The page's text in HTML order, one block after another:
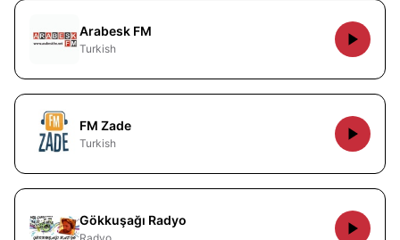
Arabesk FM
Turkish
FM Zade
Turkish
Gökkuşağı Radyo